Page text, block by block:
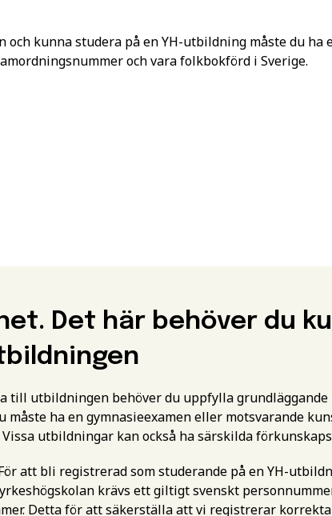
och kunna studera på en YH-utbildning måste du ha
och vara folkbokförd i Sverige.
Det här behöver du
till utbildningen behöver du uppfylla grundläggande
måste ha en gymnasieexamen eller motsvarande
Vissa utbildningar kan också ha särskilda
att bli registrerad som studerande på en YH-
krävs ett giltigt svenskt
Detta för att säkerställa att vi registrerar